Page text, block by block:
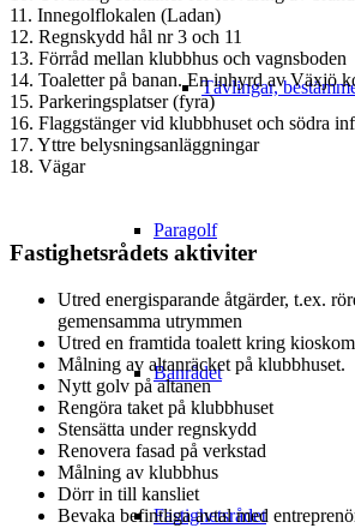
Tävlingar,
Paragolf
Banrådet
Fastighetsrådet
11. Innegolflokalen (Ladan)
12. Regnskydd hål nr 3 och 11
13. Förråd mellan klubbhus och vagnsboden
14. Toaletter på banan. En inhyrd av Växjö
15. Parkeringsplatser (fyra)
16. Flaggstänger vid klubbhuset och södra
17. Yttre belysningsanläggningar
18. Vägar
Fastighetsrådets aktiviter
Utred energisparande åtgärder, t.ex.
gemensamma utrymmen
Utred en framtida toalett kring
Målning av altanräcket på klubbhuset.
Nytt golv på altanen
Rengöra taket på klubbhuset
Stensätta under regnskydd
Renovera fasad på verkstad
Målning av klubbhus
Dörr in till kansliet
Bevaka befintliga avtal med